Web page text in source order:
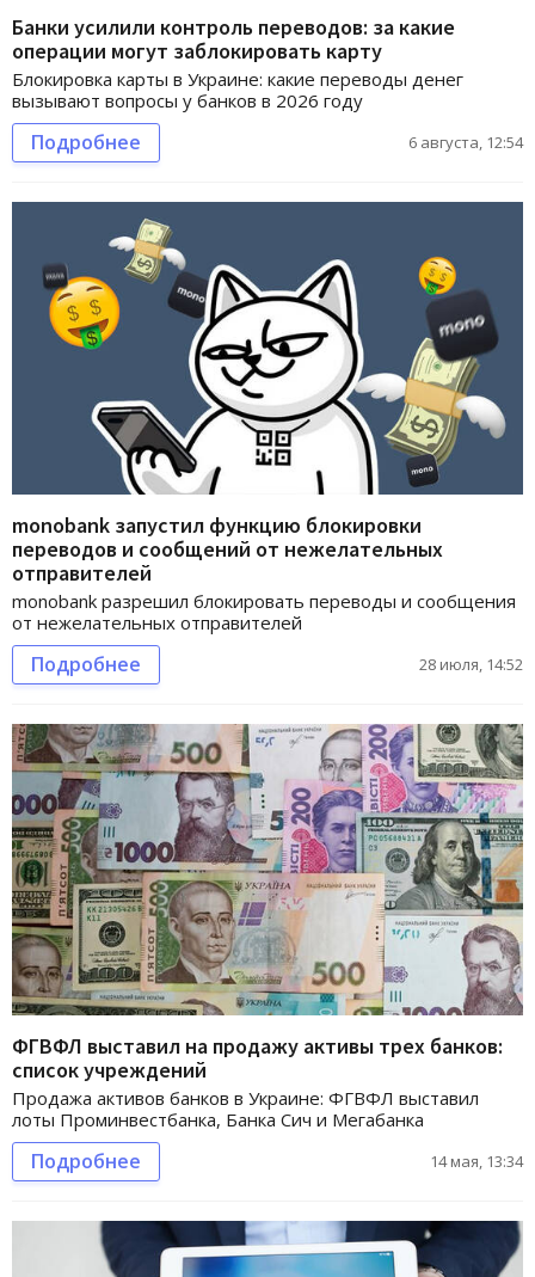
Банки усилили контроль переводов: за какие
операции могут заблокировать карту
Блокировка карты в Украине: какие переводы денег
вызывают вопросы у банков в 2026 году
Подробнее 6 августа, 12:54
monobank запустил функцию блокировки
переводов и сообщений от нежелательных
отправителей
monobank разрешил блокировать переводы и сообщения
от нежелательных отправителей
Подробнее 28 июля, 14:52
ФГВФЛ выставил на продажу активы трех банков:
список учреждений
Продажа активов банков в Украине: ФГВФЛ выставил
лоты Проминвестбанка, Банка Сич и Мегабанка
Подробнее 14 мая, 13:34